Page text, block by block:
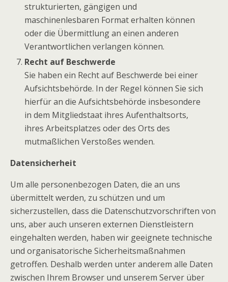
strukturierten, gängigen und
maschinenlesbaren Format erhalten können
oder die Übermittlung an einen anderen
Verantwortlichen verlangen können.
Recht auf Beschwerde
Sie haben ein Recht auf Beschwerde bei einer
Aufsichtsbehörde. In der Regel können Sie sich
hierfür an die Aufsichtsbehörde insbesondere
in dem Mitgliedstaat ihres Aufenthaltsorts,
ihres Arbeitsplatzes oder des Orts des
mutmaßlichen Verstoßes wenden.
Datensicherheit
Um alle personenbezogen Daten, die an uns
übermittelt werden, zu schützen und um
sicherzustellen, dass die Datenschutzvorschriften von
uns, aber auch unseren externen Dienstleistern
eingehalten werden, haben wir geeignete technische
und organisatorische Sicherheitsmaßnahmen
getroffen. Deshalb werden unter anderem alle Daten
zwischen Ihrem Browser und unserem Server über